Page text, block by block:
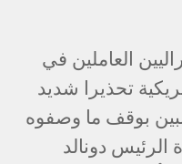
العاملين في
أمريكية تحذيرا شديد
بوقف ما وصفوه
الرئيس دونالد